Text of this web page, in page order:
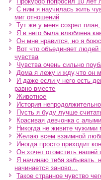
С ним я научилась жить
миг отношений
Тут же у меня созрел план,
Я в него была влюблена
Он мне нравится, но я
Вот что объединяет
чувства
Чувства очень сильно
Дома я лежу и жду,что он
И даже если у него есть
равно вместе
Животное
История
Пусть я буду лучше
Красивая девчонка с
Никогда не живите
Желаю всем взаимной
Иногда просто приходит
Он хочет отомстить нашей
Я начинаю тебя забывать,
начинается заново…
Такое странное чувство